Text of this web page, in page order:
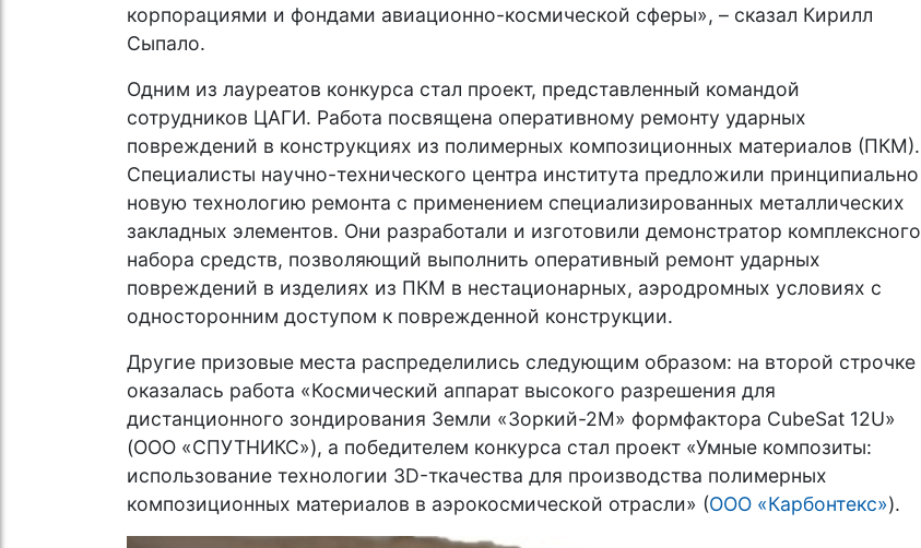
корпорациями и фондами авиационно-космической сферы», – сказал Кирилл
Сыпало.
Одним из лауреатов конкурса стал проект, представленный командой
сотрудников ЦАГИ. Работа посвящена оперативному ремонту ударных
повреждений в конструкциях из полимерных композиционных материалов (ПКМ).
Специалисты научно-технического центра института предложили принципиально
новую технологию ремонта с применением специализированных металлических
закладных элементов. Они разработали и изготовили демонстратор комплексного
набора средств, позволяющий выполнить оперативный ремонт ударных
повреждений в изделиях из ПКМ в нестационарных, аэродромных условиях с
односторонним доступом к поврежденной конструкции.
Другие призовые места распределились следующим образом: на второй строчке
оказалась работа «Космический аппарат высокого разрешения для
дистанционного зондирования Земли «Зоркий-2М» формфактора CubeSat 12U»
(ООО «СПУТНИКС»), а победителем конкурса стал проект «Умные композиты:
использование технологии 3D-ткачества для производства полимерных
композиционных материалов в аэрокосмической отрасли» (ООО «Карбонтекс»).